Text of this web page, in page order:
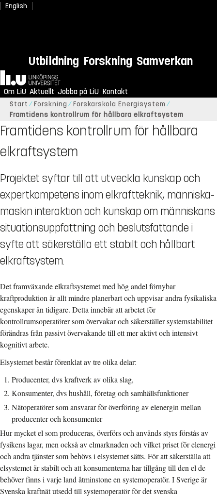
English
Utbildning Forskning Samverkan
Hem
Om LiU Aktuellt Jobba på LiU Kontakt
Start Forskning
Forskarskola Energisystem
Framtidens kontrollrum för hållbara elkraftsystem
Framtidens kontrollrum för hållbara
elkraftsystem
Projektet syftar till att utveckla kunskap och
expertkompetens inom elkraftteknik, människa-
maskin interaktion och kunskap om människans
situationsuppfattning och beslutsfattande i
syfte att säkerställa ett stabilt och hållbart
elkraftsystem.
Det framväxande elkraftsystemet med hög andel förnybar
kraftproduktion är allt mindre planerbart och uppvisar andra fysikaliska
egenskaper än tidigare. Detta innebär att arbetet för
kontrollrumsoperatörer som övervakar och säkerställer systemstabilitet
förändras från passivt övervakande till ett mer aktivt och intensivt
kognitivt arbete.
Elsystemet består förenklat av tre olika delar:
Producenter, dvs kraftverk av olika slag,
Konsumenter, dvs hushåll, företag och samhällsfunktioner
Nätoperatörer som ansvarar för överföring av elenergin mellan
producenter och konsumenter
Hur mycket el som produceras, överförs och används styrs förstås av
fysikens lagar, men också av elmarknaden och vilket priset för elenergi
och andra tjänster som behövs i elsystemet sätts. För att säkerställa att
elsystemet är stabilt och att konsumenterna har tillgång till den el de
behöver finns i varje land åtminstone en systemoperatör. I Sverige är
Svenska kraftnät utsedd till systemoperatör för det svenska